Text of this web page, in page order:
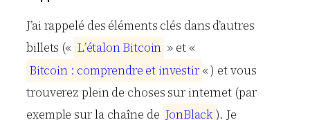
J’ai rappelé des éléments clés dans d’autres
billets (« L’étalonBitcoin » et «
Bitcoin : comprendre et investir « ) et vous
trouverez plein de choses sur internet (par
exemple sur la chaîne de JonBlack). Je